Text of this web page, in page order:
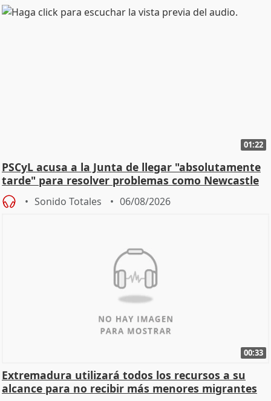
01:22
PSCyL acusa a la Junta de llegar "absolutamente
tarde" para resolver problemas como Newcastle
Sonido Totales 06/08/2026
00:33
Extremadura utilizará todos los recursos a su
alcance para no recibir más menores migrantes